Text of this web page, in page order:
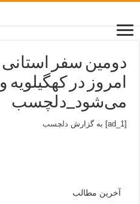
دومین سفر استانی
امروز در کهگیلویه
می‌شود_دلچسب
[ad_1] به گزارش دلچسب
آخرین مطالب